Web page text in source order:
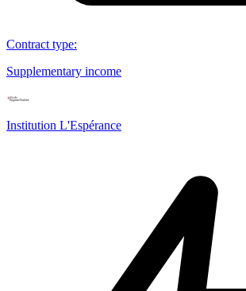
Contract type:
Supplementary income
Institution L'Espérance